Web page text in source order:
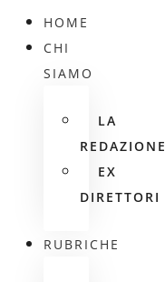
HOME
CHI
SIAMO
LA
REDAZIONE
EX
DIRETTORI
RUBRICHE